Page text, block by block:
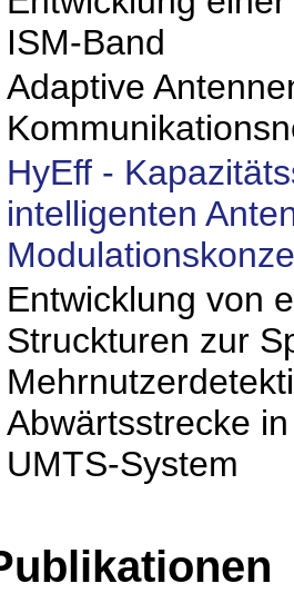
ISM-Band
Adaptive
HyEff -
intelligenten
Entwicklung von
Struckturen zur
Abwärtsstrecke
UMTS-System